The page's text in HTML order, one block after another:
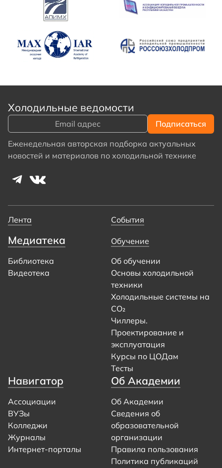
Холодильные ведомости
Еженедельная авторская подборка актуальных
новостей и материалов по холодильной технике
Лента События
Медиатека
Библиотека
Видеотека
Обучение
Об обучении
Основы холодильной
техники
Холодильные системы на
CO₂
Чиллеры.
Проектирование и
эксплуатация
Курсы по ЦОДам
Тесты
Навигатор
Ассоциации
ВУЗы
Колледжи
Журналы
Интернет-порталы
Об Академии
Об Академии
Сведения об
образовательной
организации
Правила пользования
Политика публикаций